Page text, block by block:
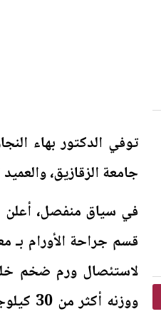
توفي الدكتور بهاء
جامعة الزقازيق،
في سياق منفصل، أعلن
قسم جراحة الأورام بـ